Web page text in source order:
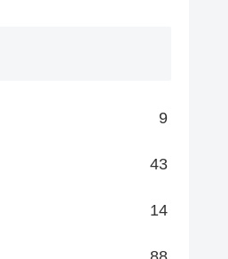
9
43
14